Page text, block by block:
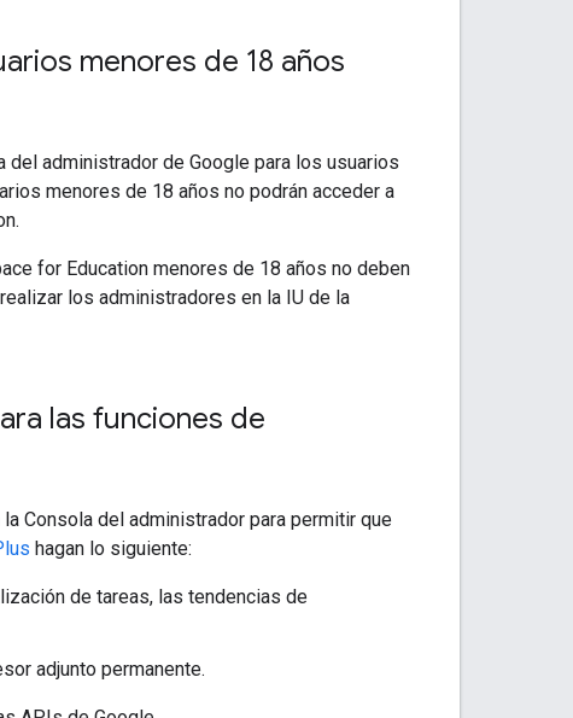
menores de 18 años
del administrador de Google para los usuarios
menores de 18 años no podrán acceder a
for Education menores de 18 años no deben
los administradores en la IU de la
las funciones de
la Consola del administrador para permitir que
hagan lo siguiente:
de tareas, las tendencias de
adjunto permanente.